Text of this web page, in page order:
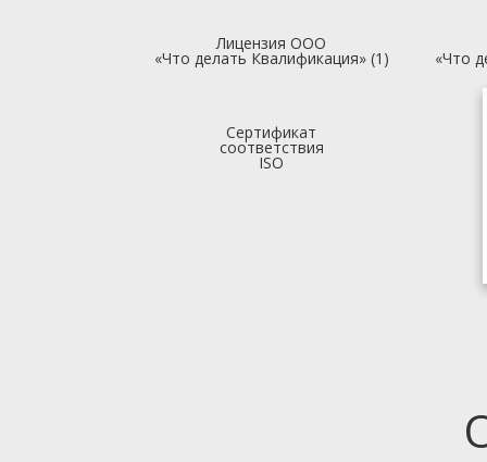
Лицензия ООО
«Что делать Квалификация» (1) «Что
Сертификат
соответствия
ISO